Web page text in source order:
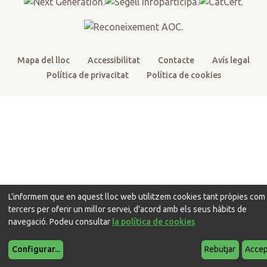
k
a
m
Mapa del lloc Accessibilitat Contacte
Avís legal
Política de privacitat
Política de cookies
L'informem que en aquest lloc web utilitzem cookies tant pròpies com
tercers per oferir un millor servei, d'acord amb els seus hàbits de
navegació. Podeu consultar la política de cookies
Configurar... Rebutjar